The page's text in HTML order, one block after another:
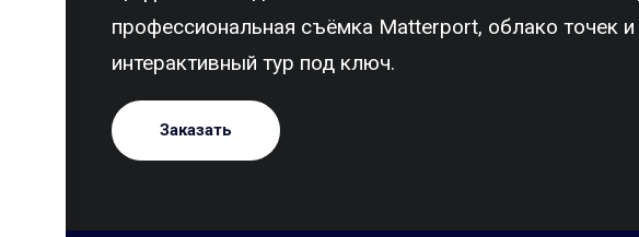
профессиональная съёмка Matterport, облако точек
интерактивный тур под ключ.
Заказать